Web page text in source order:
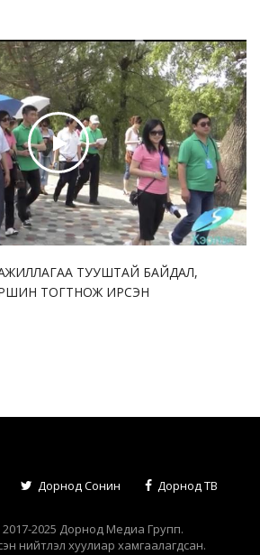
ТУУШТАЙ БАЙДАЛ,
ТОГТНОЖ ИРСЭН
Дорнод Сонин Дорнод ТВ
2025 Дорнод Медиа Групп.
нийтлэл хуулиар хамгаалагдсан.